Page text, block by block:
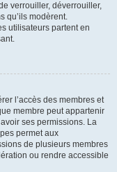
verrouiller, déverrouiller,
qu’ils modèrent.
utilisateurs partent en
l’accès des membres et
membre peut appartenir
ses permissions. La
permet aux
de plusieurs membres
ou rendre accessible